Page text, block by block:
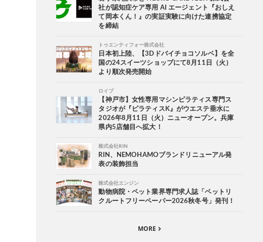
社が認知症ケア専用 AI エージェント『おしえ
て岡本くん！』の実証実験に向けた連携協定
を締結
トゥエンティフォー株式会社
日本初上陸、【3Dドバイチョコソルベ】を全
国の24スイーツショップにて8月11日（火）
より順次発売開始
ロイブ
【神戸市】女性専用マシンピラティス専門ス
タジオが『ピラティスK』がウエステ垂水に
2026年8月11日（火）ニューオープン。兵庫
県内5店舗目へ拡大！
株式会社RIN
RIN、NEMOHAMOブランドリニューアル発
表の装飾担当
株式会社エンジン
動物病院・ペット業界専門求人誌「ペットリ
クルートフリーペーパー2026秋冬号」発刊！
MORE